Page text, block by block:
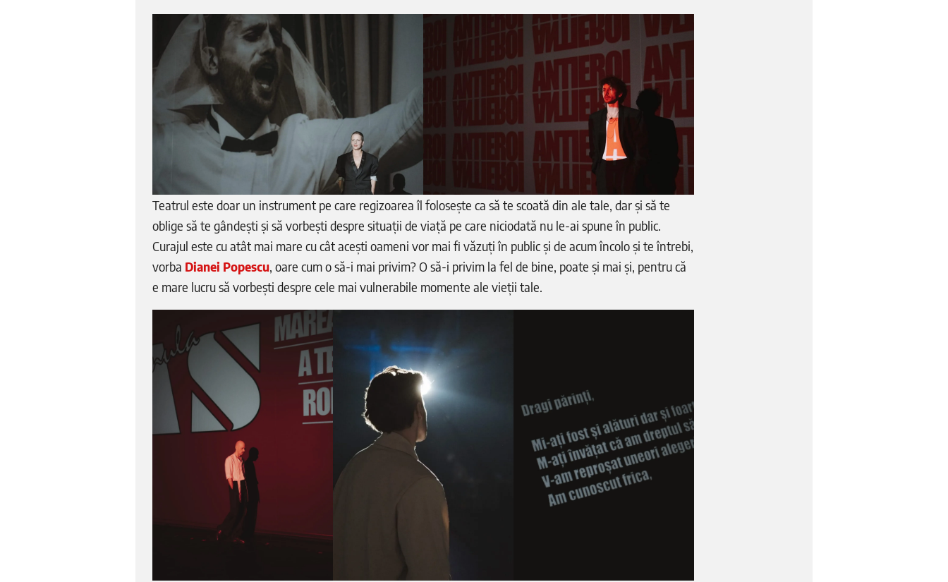
Teatrul este doar un instrument pe care regizoarea îl folosește ca să te scoată din ale tale, dar și să te
oblige să te gândești și să vorbești despre situații de viață pe care niciodată nu le-ai spune în public.
Curajul este cu atât mai mare cu cât acești oameni vor mai fi văzuți în public și de acum încolo și te întrebi,
vorba Dianei Popescu , oare cum o să-i mai privim? O să-i privim la fel de bine, poate și mai și, pentru că
e mare lucru să vorbești despre cele mai vulnerabile momente ale vieții tale.